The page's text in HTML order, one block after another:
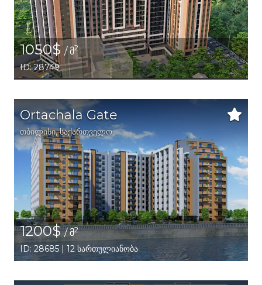
1050$/ მ2
ID: 28749
Ortachala Gate
თბილისი,საქართველო
1200$/ მ2
ID: 28685 | 12 სართულიანობა